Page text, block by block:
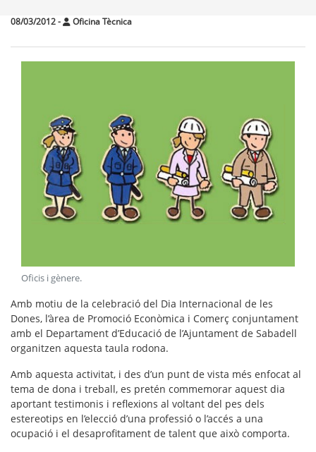
08/03/2012- Oficina Tècnica
Oficis i gènere.
Amb motiu de la celebració del Dia Internacional de les
Dones, l’àrea de Promoció Econòmica i Comerç conjuntament
amb el Departament d’Educació de l’Ajuntament de Sabadell
organitzen aquesta taula rodona.
Amb aquesta activitat, i des d’un punt de vista més enfocat al
tema de dona i treball, es pretén commemorar aquest dia
aportant testimonis i reflexions al voltant del pes dels
estereotips en l’elecció d’una professió o l’accés a una
ocupació i el desaprofitament de talent que això comporta.